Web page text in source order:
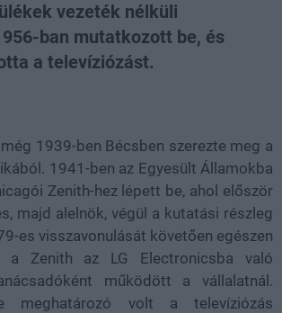
vezeték nélküli
ban mutatkozott be, és
a televíziózást.
1939-ben Bécsben szerezte meg a
1941-ben az Egyesült Államokba
Zenith-hez lépett be, ahol először
majd alelnök, végül a kutatási részleg
es visszavonulását követően egészen
a Zenith az LG Electronicsba való
működött a vállalatnál.
meghatározó volt a televíziózás